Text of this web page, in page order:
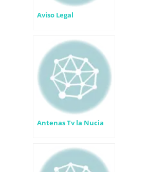
Aviso Legal
Antenas Tv la Nucia